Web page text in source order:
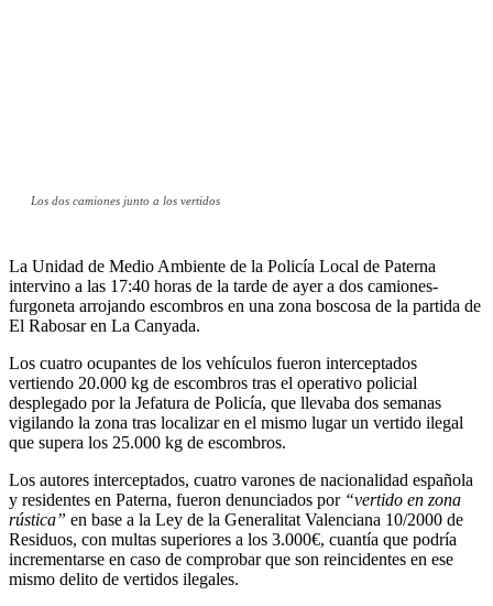
Los dos camiones junto a los vertidos
La Unidad de Medio Ambiente de la Policía Local de Paterna
intervino a las 17:40 horas de la tarde de ayer a dos camiones-
furgoneta arrojando escombros en una zona boscosa de la partida de
El Rabosar en La Canyada.
Los cuatro ocupantes de los vehículos fueron interceptados
vertiendo 20.000 kg de escombros tras el operativo policial
desplegado por la Jefatura de Policía, que llevaba dos semanas
vigilando la zona tras localizar en el mismo lugar un vertido ilegal
que supera los 25.000 kg de escombros.
Los autores interceptados, cuatro varones de nacionalidad española
y residentes en Paterna, fueron denunciados por “vertido en zona
rústica” en base a la Ley de la Generalitat Valenciana 10/2000 de
Residuos, con multas superiores a los 3.000€, cuantía que podría
incrementarse en caso de comprobar que son reincidentes en ese
mismo delito de vertidos ilegales.